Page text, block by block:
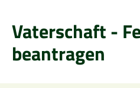
Vaterschaft -
beantragen